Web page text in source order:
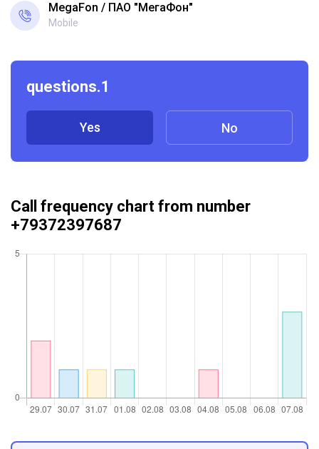
MegaFon ПАО "МегаФон"
Mobile
questions.1
Yes No
Call frequency chart from number
+79372397687